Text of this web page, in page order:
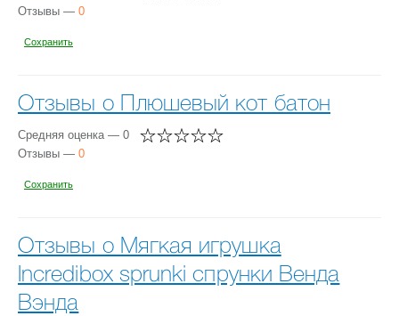
Отзывы — 0
Сохранить
Отзывы о Плюшевый кот батон
Средняя оценка — 0
Отзывы — 0
Сохранить
Отзывы о Мягкая игрушка
Incredibox sprunki спрунки Венда
Вэнда